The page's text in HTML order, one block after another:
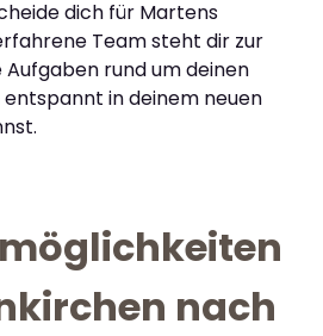
dich für Martens
Team steht dir zur
rund um deinen
entspannt in deinem neuen
nach